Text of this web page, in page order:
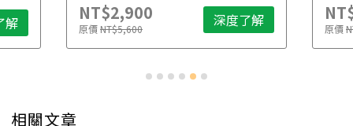
解 NT$2,900
原價NT$5,600 深度了解 原價
相關文章